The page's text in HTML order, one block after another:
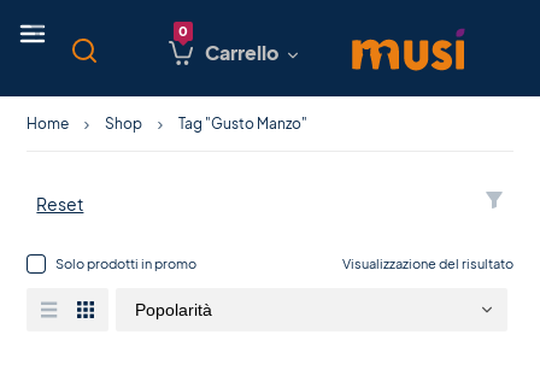
Carrello
Home Shop Tag "Gusto Manzo"
Reset
Solo prodotti in promo Visualizzazione del risultato